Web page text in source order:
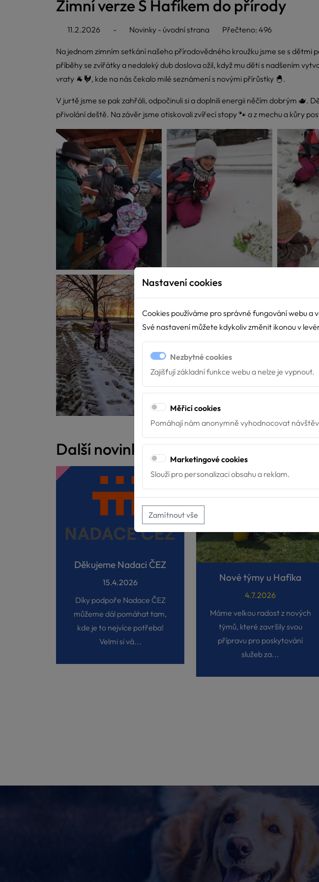
Zimní verze S Hafíkem do přírody
11.2.2026 - Novinky - úvodní strana Přečteno: 496
Na jednom zimním setkání našeho přírodovědného kroužku jsme se s
příběhy se zvířátky a nedaleký dub doslova ožil, když mu děti s nadšením
vraty 🐐🐓, kde na nás čekalo milé seznámení s novými přírůstky 🐣.
V jurtě jsme se pak zahřáli, odpočinuli si a doplnili energii něčím dobrým 🫖.
přivolání deště. Na závěr jsme otiskovali zvířecí stopy 🐾 a z mechu a kůry
Další novinky
Děkujeme Nadaci ČEZ
15.4.2026
Díky podpoře Nadace ČEZ
můžeme dál pomáhat tam,
kde je to nejvíce potřeba!
Velmi si vá...
Nové týmy u Hafíka
4.7.2026
Máme velkou radost z nových
týmů, které završily svou
přípravu pro poskytování
služeb za...
Nastavení cookies
Cookies používáme pro správné fungování webu
Své nastavení můžete kdykoliv změnit ikonou v
Nezbytné cookies
Zajišťují základní funkce webu a nelze je vypnout.
Měřicí cookies
Pomáhají nám anonymně vyhodnocovat
Marketingové cookies
Slouží pro personalizaci obsahu a reklam.
Zamítnout vše